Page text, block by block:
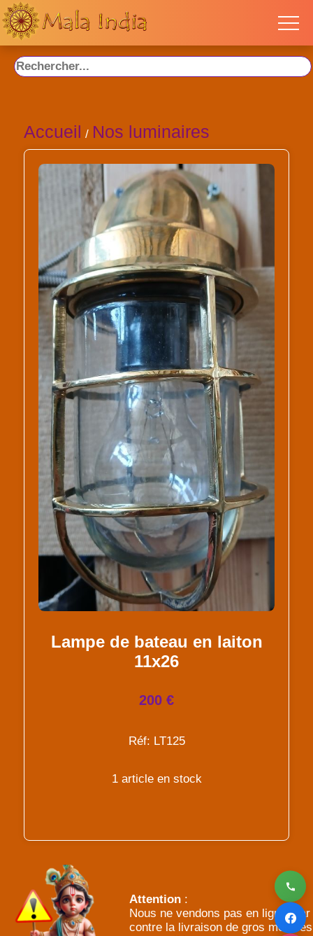
Accueil / Nos luminaires
Lampe de bateau en laiton
11x26
200 €
Réf: LT125
1 article en stock
Attention :
Nous ne vendons pas en ligne, par
contre la livraison de gros meubles